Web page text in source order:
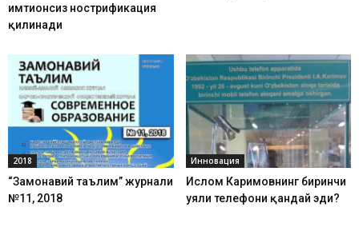
имтиҳонсиз нострификация
қилинади
2018
“Замонавий таълим” журнали
№11, 2018
Инновация
Ислом Каримовнинг биринчи
уяли телефони қандай эди?